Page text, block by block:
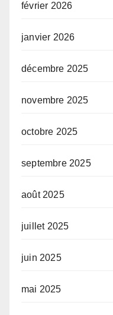
février 2026
janvier 2026
décembre 2025
novembre 2025
octobre 2025
septembre 2025
août 2025
juillet 2025
juin 2025
mai 2025